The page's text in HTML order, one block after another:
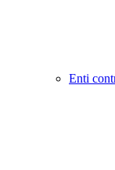
Enti